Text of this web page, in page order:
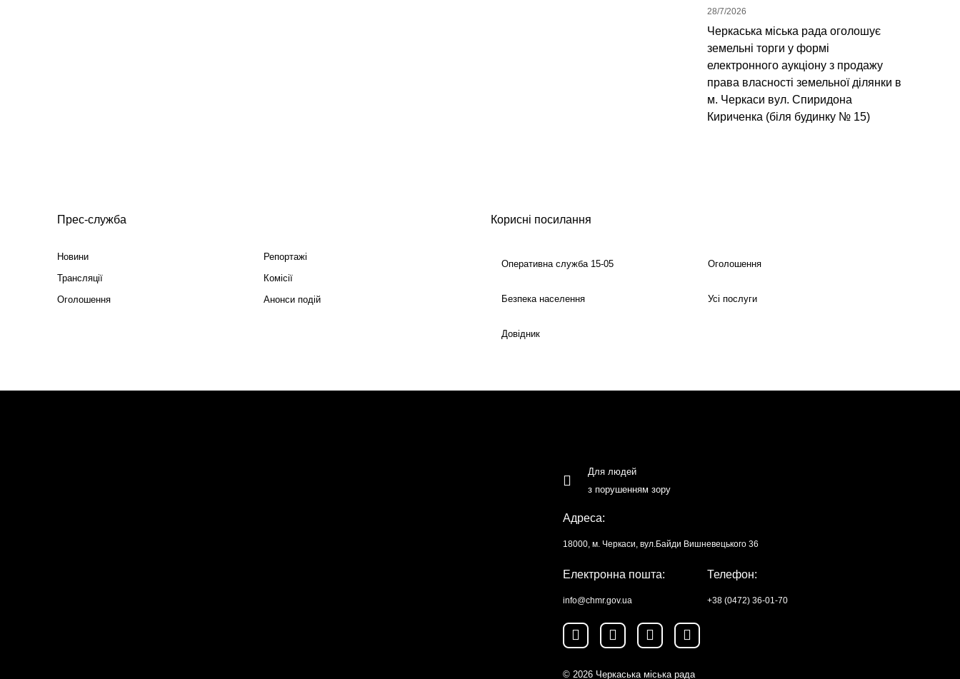
Черкаська міська рада оголошує
земельні торги у формі
електронного аукціону з продажу
права власності земельної ділянки в
м. Черкаси вул. Спиридона
Кириченка (біля будинку № 15)
28/7/2026
Прес-служба
Новини
Репортажі
Трансляції
Комісії
Оголошення
Анонси подій
Корисні посилання
Оперативна служба 15-05 Оголошення
Безпека населення Усі послуги
Довідник
Для людей
з порушенням зору
Адреса:
18000, м. Черкаси, вул.Байди Вишневецького 36
Електронна пошта:
info@chmr.gov.ua
Телефон:
+38 (0472) 36-01-70
© 2026 Черкаська міська рада